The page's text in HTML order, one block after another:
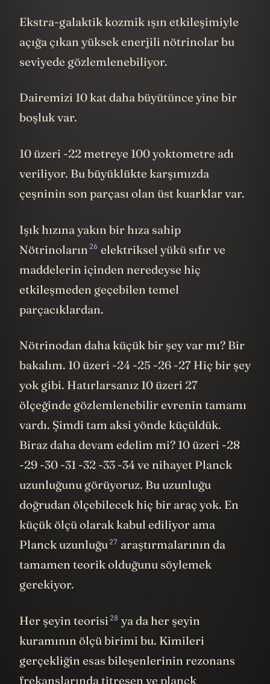
Ekstra-galaktik kozmik ışın etkileşimiyle
açığa çıkan yüksek enerjili nötrinolar bu
seviyede gözlemlenebiliyor.
Dairemizi 10 kat daha büyütünce yine bir
boşluk var.
10 üzeri -22 metreye 100 yoktometre adı
veriliyor. Bu büyüklükte karşımızda
çeşninin son parçası olan üst kuarklar var.
Işık hızına yakın bir hıza sahip
Nötrinoların 26 elektriksel yükü sıfır ve
maddelerin içinden neredeyse hiç
etkileşmeden geçebilen temel
parçacıklardan.
Nötrinodan daha küçük bir şey var mı? Bir
bakalım. 10 üzeri -24 -25 -26 -27 Hiç bir şey
yok gibi. Hatırlarsanız 10 üzeri 27
ölçeğinde gözlemlenebilir evrenin tamamı
vardı. Şimdi tam aksi yönde küçüldük.
Biraz daha devam edelim mi? 10 üzeri -28
-29 -30 -31 -32 -33 -34 ve nihayet Planck
uzunluğunu görüyoruz. Bu uzunluğu
doğrudan ölçebilecek hiç bir araç yok. En
küçük ölçü olarak kabul ediliyor ama
Planck uzunluğu27 araştırmalarının da
tamamen teorik olduğunu söylemek
gerekiyor.
Her şeyin teorisi 28 ya da her şeyin
kuramının ölçü birimi bu. Kimileri
gerçekliğin esas bileşenlerinin rezonans
frekanslarında titreşen ve planck